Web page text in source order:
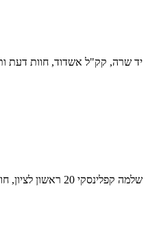
יד שרה, קק"ל אשדוד, חוות דעת
שלמה קפלינסקי 20